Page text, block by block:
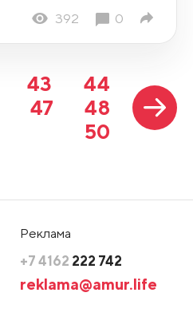
392 0
43
44
47
48
50
Реклама
+7 4162 222 742
reklama@amur.life